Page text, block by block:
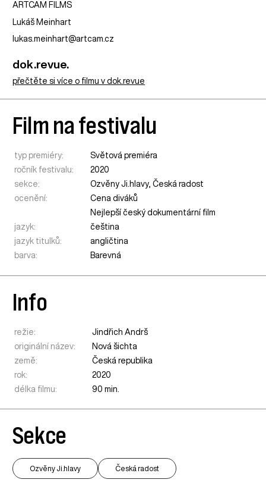
ARTCAM FILMS
Lukáš Meinhart
lukas.meinhart@artcam.cz
dok.revue.
přečtěte si více o filmu v dok.revue
Film na festivalu
typ premiéry:
Světová premiéra
ročník festivalu:
2020
sekce:
Ozvěny Ji.hlavy,Česká radost
ocenění:
Cena diváků
Nejlepší český dokumentární film
jazyk:
čeština
jazyk titulků:
angličtina
barva:
Barevná
Info
režie:
Jindřich Andrš
originální název:
Nová šichta
země:
Česká republika
rok:
2020
délka filmu:
90 min.
Sekce
Ozvěny Ji.hlavy Česká radost